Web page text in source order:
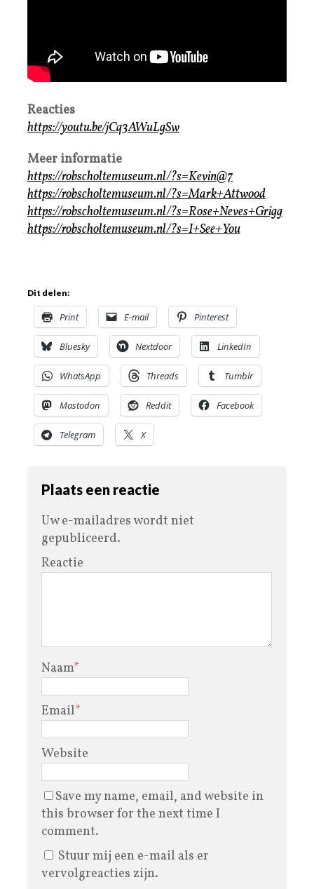
Reacties
https://youtu.be/jCq3AWuLgSw
Meer informatie
https://robscholtemuseum.nl/?s=Kevin@7
https://robscholtemuseum.nl/?s=Mark+Attwood
https://robscholtemuseum.nl/?s=Rose+Neves+Grigg
https://robscholtemuseum.nl/?s=I+See+You
Dit delen:
Print E-mail Pinterest
Bluesky Nextdoor LinkedIn
WhatsApp Threads Tumblr
Mastodon Reddit Facebook
Telegram X
Plaats een reactie
Uw e-mailadres wordt niet
gepubliceerd.
Reactie
Naam*
Email*
Website
Save my name, email, and website in
this browser for the next time I
comment.
Stuur mij een e-mail als er
vervolgreacties zijn.